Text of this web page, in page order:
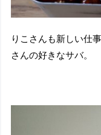
りこさんも新しい仕
さんの好きなサバ。